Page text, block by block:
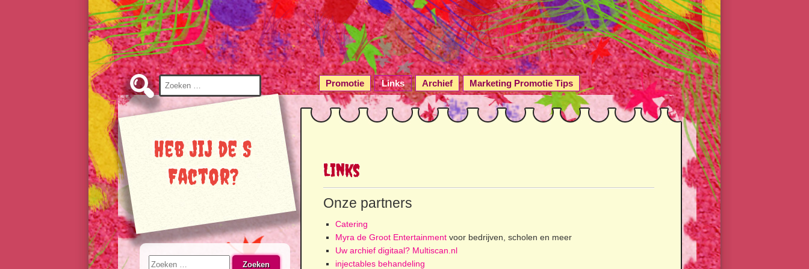
Zoeken
naar:
Heb jij de S
Factor?
Promotie Links Archief Marketing Promotie Tips
Links
Onze partners
Catering
Myra de Groot Entertainment voor bedrijven, scholen en meer
Uw archief digitaal? Multiscan.nl
injectables behandeling
Zoeken